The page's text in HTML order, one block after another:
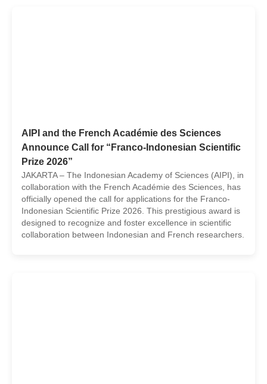
AIPI and the French Académie des Sciences
Announce Call for “Franco-Indonesian Scientific
Prize 2026”
JAKARTA – The Indonesian Academy of Sciences (AIPI), in
collaboration with the French Académie des Sciences, has
officially opened the call for applications for the Franco-
Indonesian Scientific Prize 2026. This prestigious award is
designed to recognize and foster excellence in scientific
collaboration between Indonesian and French researchers.